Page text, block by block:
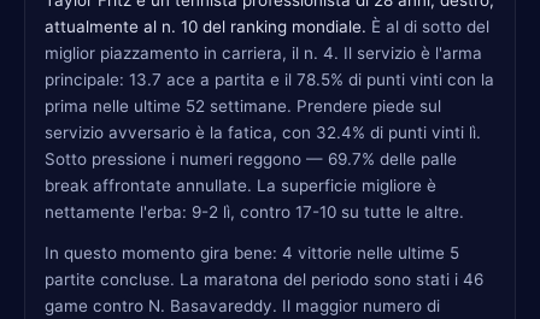
attualmente al n. 10 del ranking mondiale. È al di sotto del
miglior piazzamento in carriera, il n. 4. Il servizio è l'arma
principale: 13.7 ace a partita e il 78.5% di punti vinti con la
prima nelle ultime 52 settimane. Prendere piede sul
servizio avversario è la fatica, con 32.4% di punti vinti lì.
Sotto pressione i numeri reggono — 69.7% delle palle
break affrontate annullate. La superficie migliore è
nettamente l'erba: 9-2 lì, contro 17-10 su tutte le altre.
In questo momento gira bene: 4 vittorie nelle ultime 5
partite concluse. La maratona del periodo sono stati i 46
game contro N. Basavareddy. Il maggior numero di